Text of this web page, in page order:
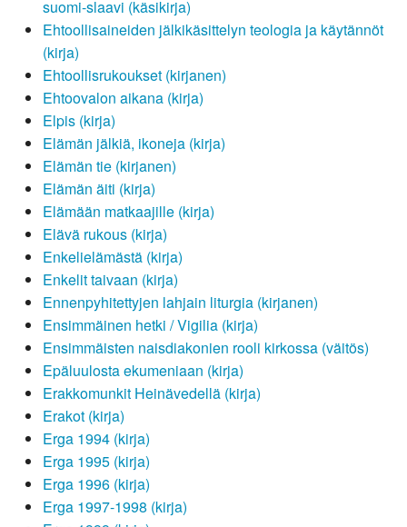
suomi-slaavi (käsikirja)
Ehtoollisaineiden jälkikäsittelyn teologia ja käytännöt
(kirja)
Ehtoollisrukoukset (kirjanen)
Ehtoovalon aikana (kirja)
Elpis (kirja)
Elämän jälkiä, ikoneja (kirja)
Elämän tie (kirjanen)
Elämän äiti (kirja)
Elämään matkaajille (kirja)
Elävä rukous (kirja)
Enkelielämästä (kirja)
Enkelit taivaan (kirja)
Ennenpyhitettyjen lahjain liturgia (kirjanen)
Ensimmäinen hetki / Vigilia (kirja)
Ensimmäisten naisdiakonien rooli kirkossa (väitös)
Epäluulosta ekumeniaan (kirja)
Erakkomunkit Heinävedellä (kirja)
Erakot (kirja)
Erga 1994 (kirja)
Erga 1995 (kirja)
Erga 1996 (kirja)
Erga 1997-1998 (kirja)